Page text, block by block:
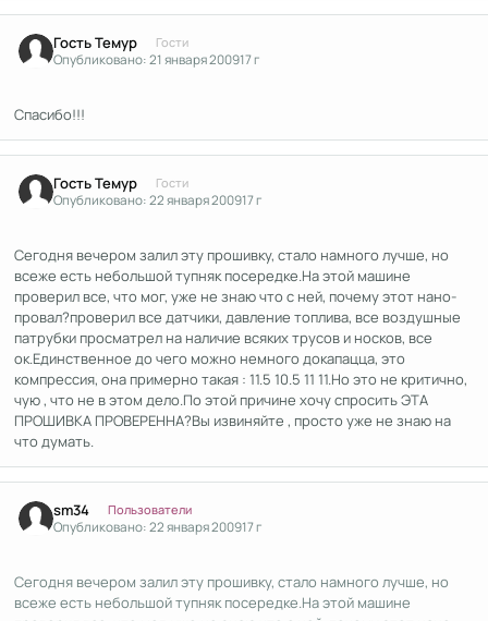
Гость Темур Гости
Опубликовано:21 января 200917 г
Спасибо!!!
Гость Темур Гости
Опубликовано:22 января 200917 г
Сегодня вечером залил эту прошивку, стало намного лучше, но
всеже есть небольшой тупняк посередке.На этой машине
проверил все, что мог, уже не знаю что с ней, почему этот нано-
провал?проверил все датчики, давление топлива, все воздушные
патрубки просматрел на наличие всяких трусов и носков, все
ок.Единственное до чего можно немного докапацца, это
компрессия, она примерно такая : 11.5 10.5 11 11.Но это не критично,
чую , что не в этом дело.По этой причине хочу спросить ЭТА
ПРОШИВКА ПРОВЕРЕННА?Вы извиняйте , просто уже не знаю на
что думать.
sm34 Пользователи
Опубликовано:22 января 200917 г
Сегодня вечером залил эту прошивку, стало намного лучше, но
всеже есть небольшой тупняк посередке.На этой машине